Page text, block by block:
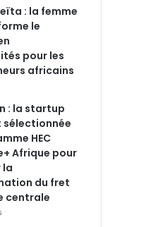
: la femme
le
pour les
africains
: la startup
sélectionnée
HEC
Afrique pour
la
du fret
centrale